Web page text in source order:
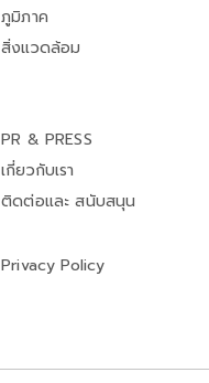
ภูมิภาค
สิ่งแวดล้อม
PR & PRESS
เกี่ยวกับเรา
ติดต่อและ สนับสนุน
Privacy Policy